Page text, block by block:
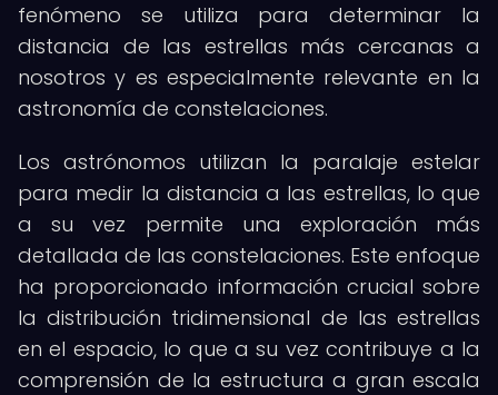
fenómeno se utiliza para determinar la
distancia de las estrellas más cercanas a
nosotros y es especialmente relevante en la
astronomía de constelaciones.
Los astrónomos utilizan la paralaje estelar
para medir la distancia a las estrellas, lo que
a su vez permite una exploración más
detallada de las constelaciones. Este enfoque
ha proporcionado información crucial sobre
la distribución tridimensional de las estrellas
en el espacio, lo que a su vez contribuye a la
comprensión de la estructura a gran escala